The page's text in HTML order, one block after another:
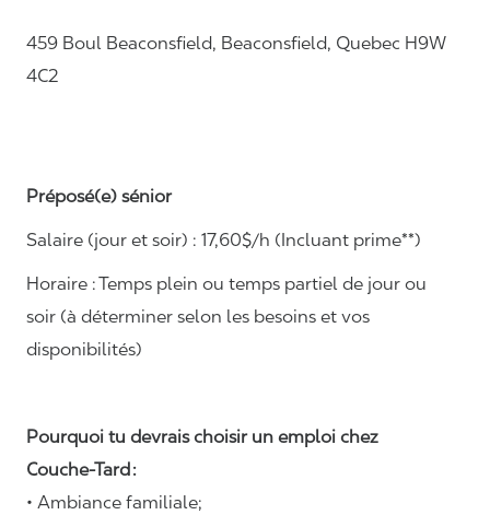
459 Boul Beaconsfield, Beaconsfield, Quebec H9W
4C2
Préposé(e) sénior
Salaire (jour et soir) : 17,60$/h (Incluant prime**)
Horaire :Temps plein ou temps partiel de jour ou
soir (à déterminer selon les besoins et vos
disponibilités)
Pourquoi tu devrais choisir un emploi chez
Couche-Tard :
• Ambiance familiale;